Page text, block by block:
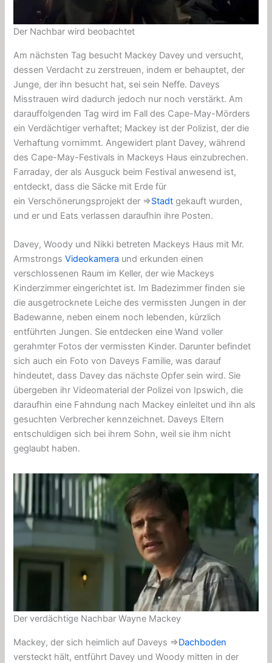
Der Nachbar wird beobachtet
Am nächsten Tag besucht Mackey Davey und versucht,
dessen Verdacht zu zerstreuen, indem er behauptet, der
Junge, der ihn besucht hat, sei sein Neffe. Daveys
Misstrauen wird dadurch jedoch nur noch verstärkt. Am
darauffolgenden Tag wird im Fall des Cape-May-Mörders
ein Verdächtiger verhaftet; Mackey ist der Polizist, der die
Verhaftung vornimmt. Angewidert plant Davey, während
des Cape-May-Festivals in Mackeys Haus einzubrechen.
Farraday, der als Ausguck beim Festival anwesend ist,
entdeckt, dass die Säcke mit Erde für
einVerschönerungsprojekt der ⇒Stadt gekauft wurden,
und er und Eats verlassen daraufhin ihre Posten.
Davey, Woody und Nikki betreten Mackeys Haus mit Mr.
ArmstrongsVideokamera und erkunden einen
verschlossenen Raum im Keller, der wie Mackeys
Kinderzimmer eingerichtet ist. Im Badezimmer finden sie
die ausgetrocknete Leiche des vermissten Jungen in der
Badewanne, neben einem noch lebenden, kürzlich
entführten Jungen. Sie entdecken eine Wand voller
gerahmter Fotos der vermissten Kinder. Darunter befindet
sich auch ein Foto von Daveys Familie, was darauf
hindeutet, dass Davey das nächste Opfer sein wird. Sie
übergeben ihr Videomaterial der Polizei von Ipswich, die
daraufhin eine Fahndung nach Mackey einleitet und ihn als
gesuchten Verbrecher kennzeichnet. Daveys Eltern
entschuldigen sich bei ihrem Sohn, weil sie ihm nicht
geglaubt haben.
Der verdächtige Nachbar Wayne Mackey
Mackey, der sich heimlich auf Daveys ⇒Dachboden
versteckt hält, entführt Davey und Woody mitten in der